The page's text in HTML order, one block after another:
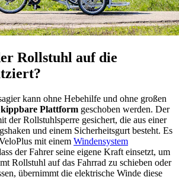
Rollstuhl auf die
kann ohne Hebehilfe und ohne großen
kippbare Plattform geschoben werden. Der
der Rollstuhlsperre gesichert, die aus einer
und einem Sicherheitsgurt besteht. Es
mit einem Windensystem
der Fahrer seine eigene Kraft einsetzt, um
Rollstuhl auf das Fahrrad zu schieben oder
übernimmt die elektrische Winde diese